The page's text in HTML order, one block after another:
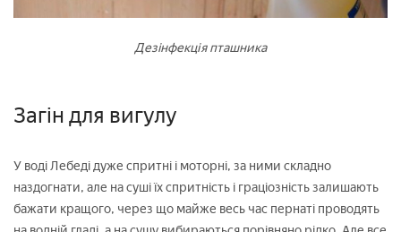
Дезінфекція пташника
Загін для вигулу
У воді Лебеді дуже спритні і моторні, за ними складно
наздогнати, але на суші їх спритність і граціозність залишають
бажати кращого, через що майже весь час пернаті проводять